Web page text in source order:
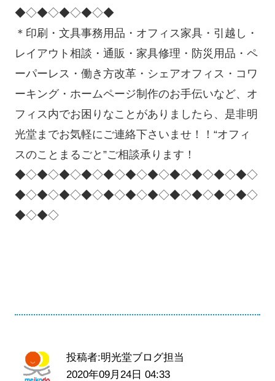
◆◇◆◇◆◇◆◇◆
＊印刷・文具事務用品・オフィス家具・引越し・
レイアウト相談・通販・家具修理・防災用品・ペ
ーパーレス・働き方改革・シェアオフィス・コワ
ーキング・ホームページ制作のお手伝いなど、オ
フィス内でお困りなことがありましたら、是非明
光堂までお気軽にご連絡下さいませ！！“オフィ
スのことまるごと”ご相談承ります！
◆◇◆◇◆◇◆◇◆◇◆◇◆◇◆◇◆◇◆◇◆◇
◆◇◆◇◆◇◆◇◆◇◆◇◆◇◆◇◆◇◆◇◆◇
◆◇◆◇
投稿者:明光堂ブログ担当
2020年09月24日 04:33